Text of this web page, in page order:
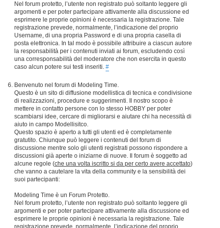
Nel forum protetto, l’utente non registrato può soltanto leggere gli
argomenti e per poter partecipare attivamente alla discussione ed
esprimere le proprie opinioni è necessaria la registrazione. Tale
registrazione prevede, normalmente, l’indicazione del proprio
Username, di una propria Password e di una propria casella di
posta elettronica. In tal modo è possibile attribuire a ciascun autore
la responsabilità per i contenuti inviati ai forum, escludendo così
una corresponsabilità del moderatore che non esercita in questo
caso alcun potere sui testi inseriti. #
Benvenuto nel forum di Modeling Time.
Questo è un sito di diffusione modellistica di tecnica e condivisione
di realizzazioni, procedure e suggerimenti. Il nostro scopo è
mettere in contatto persone con lo stesso HOBBY per poter
scambiarsi idee, cercare di migliorarsi e aiutare chi ha necessità di
aiuto in campo Modellisitco.
Questo spazio è aperto a tutti gli utenti ed è completamente
gratutito. Chiunque può leggere i contenuti del forum di
discussione mentre solo gli utenti registrati possono rispondere a
discussioni già aperte o iniziarne di nuove. Il forum è soggetto ad
alcune regole (che una volta iscritto si da per certo avere accettato)
che vanno a cautelare la vita della community e la sensibilità dei
suoi partecipanti:
Modeling Time è un Forum Protetto.
Nel forum protetto, l’utente non registrato può soltanto leggere gli
argomenti e per poter partecipare attivamente alla discussione ed
esprimere le proprie opinioni è necessaria la registrazione. Tale
registrazione prevede, normalmente, l’indicazione del proprio